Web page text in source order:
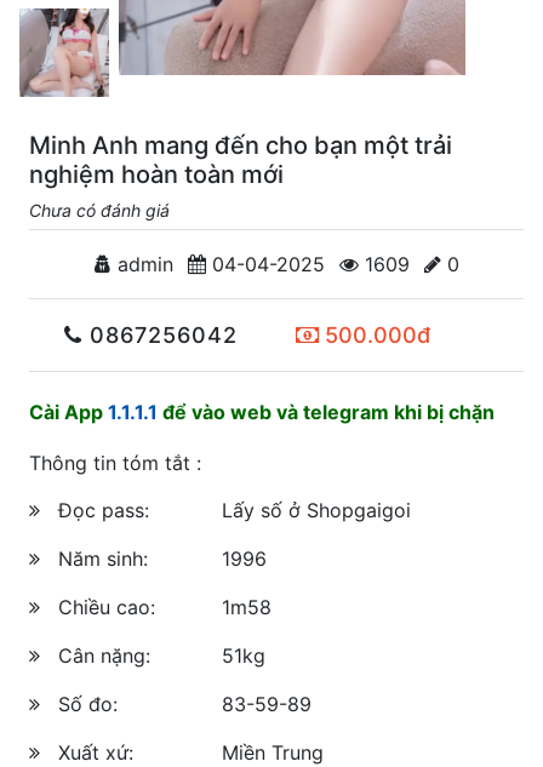
Minh Anh mang đến cho bạn một trải
nghiệm hoàn toàn mới
Chưa có đánh giá
admin 04-04-2025 1609 0
0867256042 500.000đ
Cài App 1.1.1.1 để vào web và telegram khi bị chặn
Thông tin tóm tắt :
Đọc pass:
Lấy số ở Shopgaigoi
Năm sinh:
1996
Chiều cao:
1m58
Cân nặng:
51kg
Số đo:
83-59-89
Xuất xứ:
Miền Trung